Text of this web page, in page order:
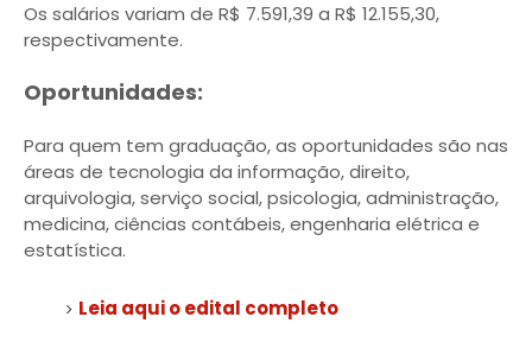
Os salários variam de R$ 7.591,39 a R$ 12.155,30,
respectivamente.
Oportunidades:
Para quem tem graduação, as oportunidades são nas
áreas de tecnologia da informação, direito,
arquivologia, serviço social, psicologia, administração,
medicina, ciências contábeis, engenharia elétrica e
estatística.
Leia aqui o edital completo